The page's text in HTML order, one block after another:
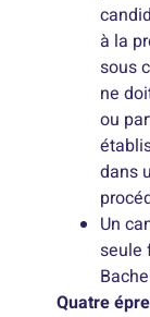
à la
sous
ne
ou
dans
Un
seule
Quatre